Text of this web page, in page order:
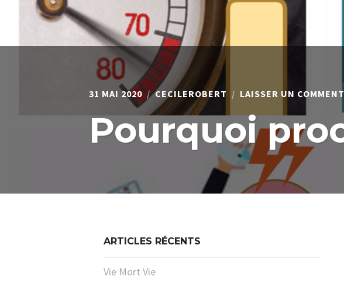
31 MAI 2020 CECILEROBERT LAISSER UN
Pourquoi
ARTICLES RÉCENTS
Vie Mort Vie